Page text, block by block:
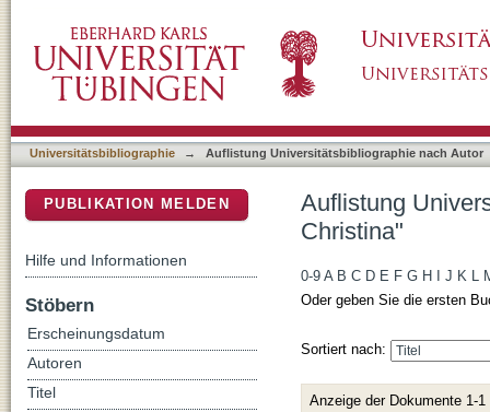
Universitätsbibliographie → Auflistung Universitätsbibliographie nach Autor
Auflistung
Christina"
0-9 A B C D E F G H J K L
Oder geben Sie die ersten
Sortiert nach:
Anzeige der Dokumente 1-1
PUBLIKATION MELDEN
Hilfe und Informationen
Stöbern
Erscheinungsdatum
Autoren
Titel